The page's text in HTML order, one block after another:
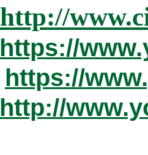
http://
https://
https://
http://